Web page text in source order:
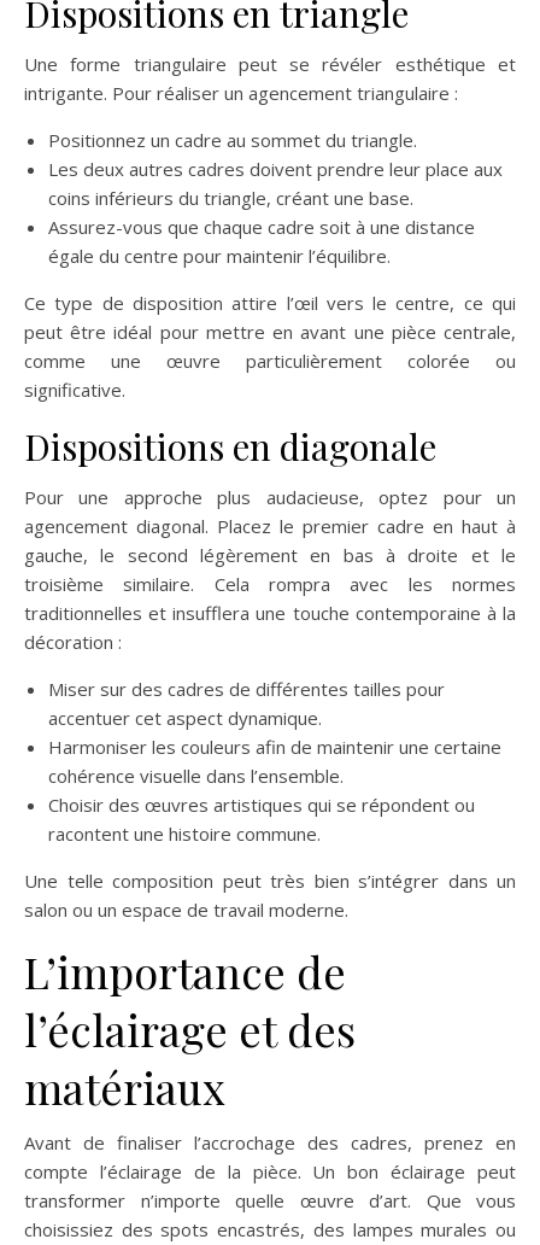
Dispositions en triangle
Une forme triangulaire peut se révéler esthétique et
intrigante. Pour réaliser un agencement triangulaire :
Positionnez un cadre au sommet du triangle.
Les deux autres cadres doivent prendre leur place aux
coins inférieurs du triangle, créant une base.
Assurez-vous que chaque cadre soit à une distance
égale du centre pour maintenir l’équilibre.
Ce type de disposition attire l’œil vers le centre, ce qui
peut être idéal pour mettre en avant une pièce centrale,
comme une œuvre particulièrement colorée ou
significative.
Dispositions en diagonale
Pour une approche plus audacieuse, optez pour un
agencement diagonal. Placez le premier cadre en haut à
gauche, le second légèrement en bas à droite et le
troisième similaire. Cela rompra avec les normes
traditionnelles et insufflera une touche contemporaine à la
décoration :
Miser sur des cadres de différentes tailles pour
accentuer cet aspect dynamique.
Harmoniser les couleurs afin de maintenir une certaine
cohérence visuelle dans l’ensemble.
Choisir des œuvres artistiques qui se répondent ou
racontent une histoire commune.
Une telle composition peut très bien s’intégrer dans un
salon ou un espace de travail moderne.
L’importance de
l’éclairage et des
matériaux
Avant de finaliser l’accrochage des cadres, prenez en
compte l’éclairage de la pièce. Un bon éclairage peut
transformer n’importe quelle œuvre d’art. Que vous
choisissiez des spots encastrés, des lampes murales ou